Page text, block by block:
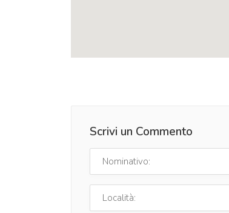
Scrivi un Commento